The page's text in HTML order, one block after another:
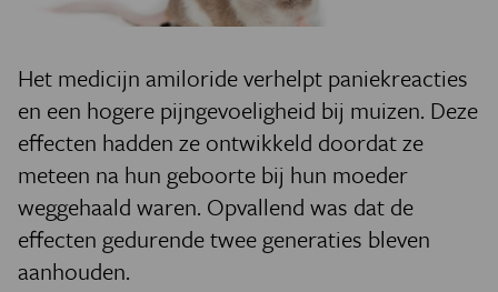
JONGE UITDAGERS
Het medicijn amiloride verhelpt paniekreacties
en een hogere pijngevoeligheid bij muizen. Deze
effecten hadden ze ontwikkeld doordat ze
meteen na hun geboorte bij hun moeder
weggehaald waren. Opvallend was dat de
effecten gedurende twee generaties bleven
aanhouden.